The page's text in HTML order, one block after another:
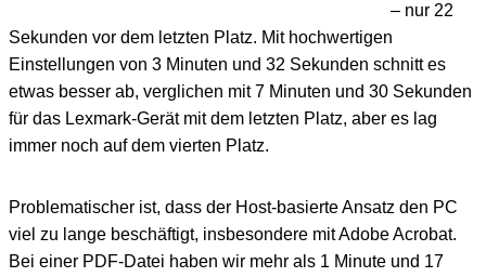
– nur 22
Sekunden vor dem letzten Platz. Mit hochwertigen
Einstellungen von 3 Minuten und 32 Sekunden schnitt es
etwas besser ab, verglichen mit 7 Minuten und 30 Sekunden
für das Lexmark-Gerät mit dem letzten Platz, aber es lag
immer noch auf dem vierten Platz.
Problematischer ist, dass der Host-basierte Ansatz den PC
viel zu lange beschäftigt, insbesondere mit Adobe Acrobat.
Bei einer PDF-Datei haben wir mehr als 1 Minute und 17